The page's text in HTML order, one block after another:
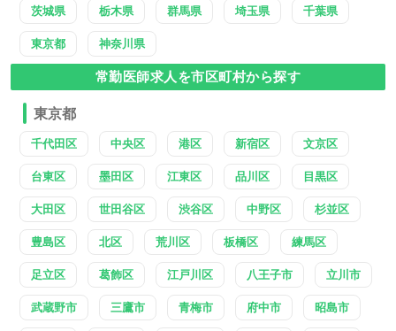
茨城県 栃木県 群馬県 埼玉県 千葉県
東京都 神奈川県
常勤医師求人を市区町村から探す
東京都
千代田区 中央区 港区 新宿区 文京区
台東区 墨田区 江東区 品川区 目黒区
大田区 世田谷区 渋谷区 中野区 杉並区
豊島区 北区 荒川区 板橋区 練馬区
足立区 葛飾区 江戸川区 八王子市 立川市
武蔵野市 三鷹市 青梅市 府中市 昭島市